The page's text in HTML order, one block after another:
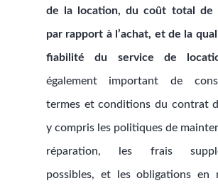
de la location, du coût total de
par rapport à l’achat, et de la
fiabilité du service de
également important de
termes et conditions du contrat
y compris les politiques de
réparation, les frais
possibles, et les obligations en